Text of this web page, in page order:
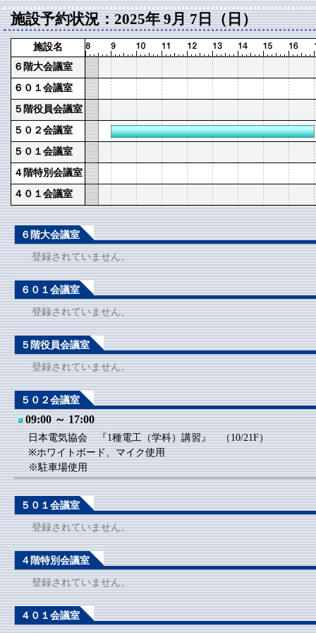
施設予約状況：2025年 9月 7日（日）
施設名
６階大会議室
６０１会議室
５階役員会議室
５０２会議室
５０１会議室
４階特別会議室
４０１会議室
６階大会議室
登録されていません。
６０１会議室
登録されていません。
５階役員会議室
登録されていません。
５０２会議室
09:00 ～ 17:00
日本電気協会 『1種電工（学科）講習』 （10/21F）
※ホワイトボード、マイク使用
※駐車場使用
５０１会議室
登録されていません。
４階特別会議室
登録されていません。
４０１会議室